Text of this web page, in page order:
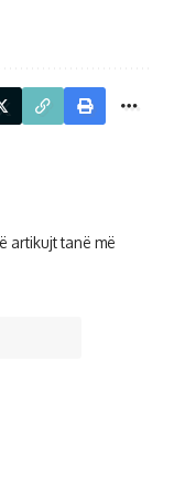
artikujt tanë më